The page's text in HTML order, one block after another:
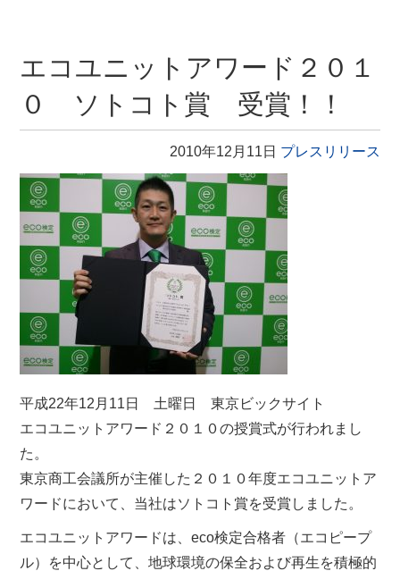
エコユニットアワード２０１
０ ソトコト賞 受賞！！
2010年12月11日 プレスリリース
平成22年12月11日 土曜日 東京ビックサイト
エコユニットアワード２０１０の授賞式が行われまし
た。
東京商工会議所が主催した２０１０年度エコユニットア
ワードにおいて、当社はソトコト賞を受賞しました。
エコユニットアワードは、eco検定合格者（エコピープ
ル）を中心として、地球環境の保全および再生を積極的